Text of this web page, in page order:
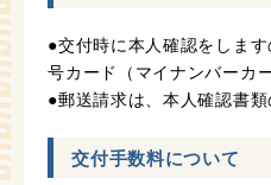
●交付時に本人確認をしま
号カード（マイナンバーカ
●郵送請求は、本人確認書類
交付手数料について